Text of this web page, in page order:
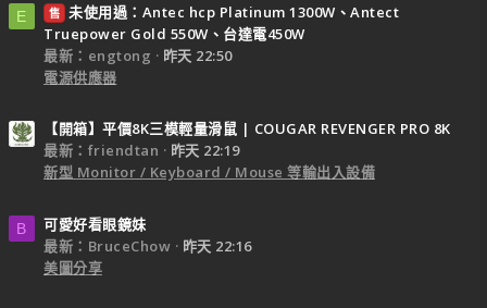
E 售 未使用過：Antec hcp Platinum 1300W、Antect
Truepower Gold 550W、台達電450W
最新：engtong
昨天 22:50
電源供應器
【開箱】平價8K三模輕量滑鼠 | COUGAR REVENGER PRO 8K
最新：friendtan
昨天 22:19
新型 Monitor / Keyboard / Mouse 等輸出入設備
B
可愛好看眼鏡妹
最新：BruceChow
昨天 22:16
美圖分享